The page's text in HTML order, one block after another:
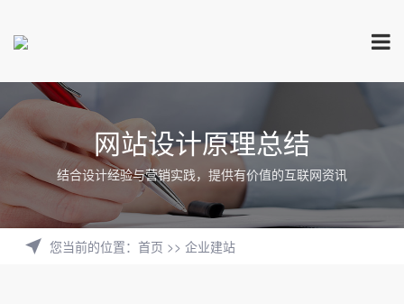
网站设计原理总结
结合设计经验与营销实践，提供有价值的互联网资讯
您当前的位置： 首页 >> 企业建站